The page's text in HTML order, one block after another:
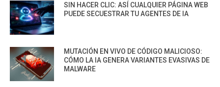
SIN HACER CLIC: ASÍ CUALQUIER PÁGINA WEB
PUEDE SECUESTRAR TU AGENTES DE IA
MUTACIÓN EN VIVO DE CÓDIGO MALICIOSO:
CÓMO LA IA GENERA VARIANTES EVASIVAS DE
MALWARE